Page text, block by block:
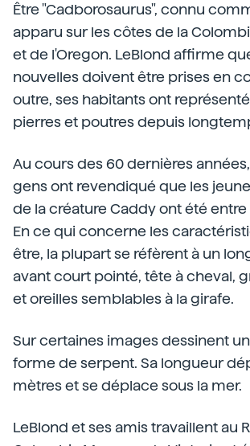
Être "Cadborosaurus", connu
apparu sur les côtes de la
et de l'Oregon. LeBlond affirme
nouvelles doivent être prises en
outre, ses habitants ont
pierres et poutres depuis
Au cours des 60 dernières
gens ont revendiqué que les
de la créature Caddy ont été entre
En ce qui concerne les
être, la plupart se réfèrent à un
avant court pointé, tête à cheval,
et oreilles semblables à la girafe.
Sur certaines images dessinent
forme de serpent. Sa longueur
mètres et se déplace sous la mer.
LeBlond et ses amis travaillent au